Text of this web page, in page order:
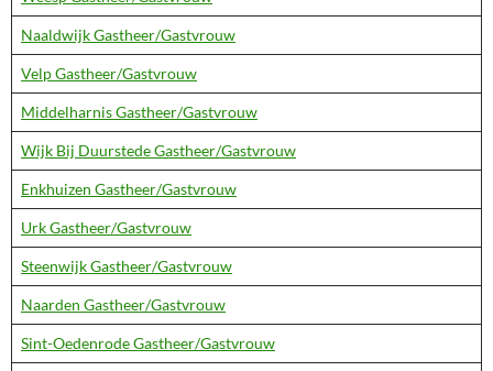
Naaldwijk Gastheer/Gastvrouw
Velp Gastheer/Gastvrouw
Middelharnis Gastheer/Gastvrouw
Wijk Bij Duurstede Gastheer/Gastvrouw
Enkhuizen Gastheer/Gastvrouw
Urk Gastheer/Gastvrouw
Steenwijk Gastheer/Gastvrouw
Naarden Gastheer/Gastvrouw
Sint-Oedenrode Gastheer/Gastvrouw